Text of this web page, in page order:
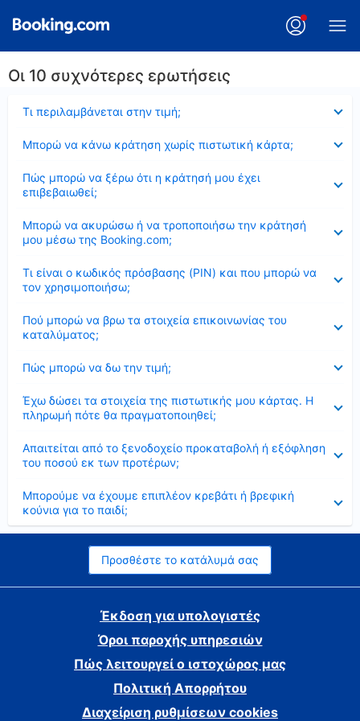
Οι 10 συχνότερες ερωτήσεις
Τι περιλαμβάνεται στην τιμή;
Μπορώ να κάνω κράτηση χωρίς πιστωτική κάρτα;
Πώς μπορώ να ξέρω ότι η κράτησή μου έχει
επιβεβαιωθεί;
Μπορώ να ακυρώσω ή να τροποποιήσω την κράτησή
μου μέσω της Booking.com;
Τι είναι ο κωδικός πρόσβασης (PIN) και που μπορώ να
τον χρησιμοποιήσω;
Πού μπορώ να βρω τα στοιχεία επικοινωνίας του
καταλύματος;
Πώς μπορώ να δω την τιμή;
Έχω δώσει τα στοιχεία της πιστωτικής μου κάρτας. Η
πληρωμή πότε θα πραγματοποιηθεί;
Απαιτείται από το ξενοδοχείο προκαταβολή ή εξόφληση
του ποσού εκ των προτέρων;
Μπορούμε να έχουμε επιπλέον κρεβάτι ή βρεφική
κούνια για το παιδί;
Προσθέστε το κατάλυμά σας
Έκδοση για υπολογιστές
Όροι παροχής υπηρεσιών
Πώς λειτουργεί ο ιστοχώρος μας
Πολιτική Απορρήτου
Διαχείριση ρυθμίσεων cookies